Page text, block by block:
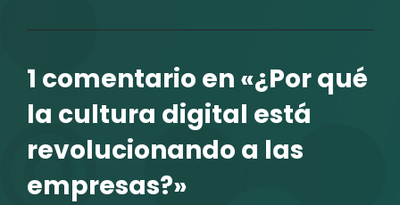
1 comentario en «¿Por qué
la cultura digital está
revolucionando a las
empresas?»